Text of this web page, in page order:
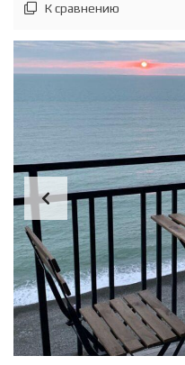
К сравнению